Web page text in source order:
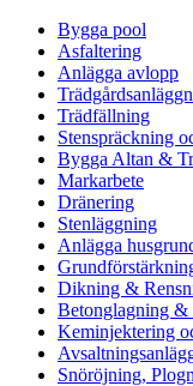
Bygga pool
Asfaltering
Anlägga avlopp
Trädfällning
Stenspräckning
Bygga Altan &
Markarbete
Dränering
Stenläggning
Anlägga
Dikning &
Betonglagning &
Keminjektering
Snöröjning,